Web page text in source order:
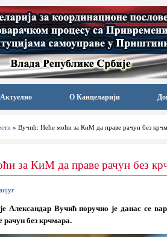
Актуелно О Канцеларији
» Вучић: Неће моћи за КиМ да праве рачун без
за КиМ да праве рачун без
Александар Вучић поручио је данас се
без крчмара.